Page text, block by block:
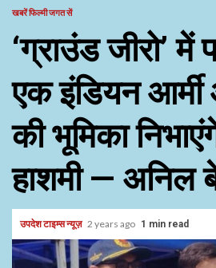
खबरें फिल्मी जगत सें
‘ग्राउंड जीरो’ में
एक इंडियन
की भूमिका
हाशमी — अनिल
उपदेश टाइम्स न्यूज़ 2 years ago 1 min read